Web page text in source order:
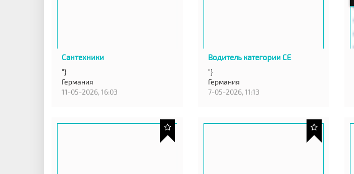
Сантехники
"}
Германия
11-05-2026, 16:03
Водитель категории СЕ
"}
Германия
7-05-2026, 11:13